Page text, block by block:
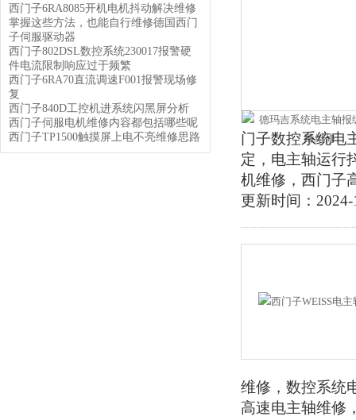
西门子6RA8085开机电机抖动解决维修
掌握这些方法，也能自行维修德国西门
子伺服驱动器
西门子802DSL数控系统230017报警硬
件电流限制响应过于频繁
西门子6RA70直流调速F001报警现场修
复
西门子840D工控机进系统闪黑屏分析
西门子伺服电机维修内容都包括哪些呢
西门子TP1500触摸屏上电不亮维修思路
门子数控系统电
定，电主轴运行
机维修，西门子
更新时间：2024-
维修，数控系统
高速电主轴维修